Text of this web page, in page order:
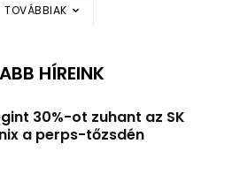
TOVÁBBIAK
HÍREINK
30%-ot zuhant az SK
a perps-tőzsdén